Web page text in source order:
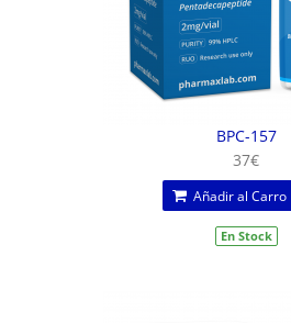
BPC-157
37€
Añadir al Carro
En Stock